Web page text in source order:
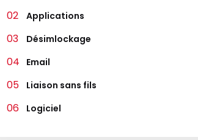
Applications
Désimlockage
Email
Liaison sans fils
Logiciel